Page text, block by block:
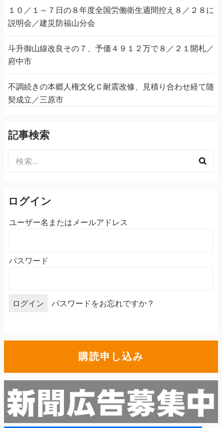
１０／１～７日の８年度全国労働衛生週間控え８／２８に
説明会／建災防福山分会
斗升御山線改良その７、予価４９１２万で８／２１開札／
府中市
不調続きの本郷人権文化Ｃ耐震改修、見積り合わせ経て随
契成立／三原市
記事検索
索:
ログイン
ユーザー名またはメールアドレス
パスワード
パスワードをお忘れですか？
購読申し込み